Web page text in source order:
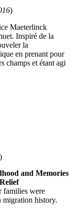
)
Maeterlinck
Inspiré de la
la
en prenant pour
champs et étant agi
)
and Memories
families were
migration history.